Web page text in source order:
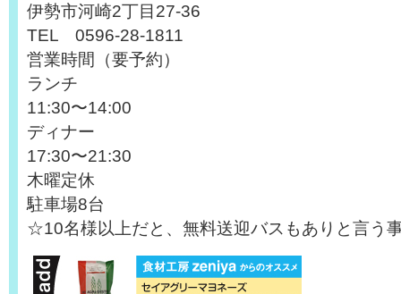
伊勢市河崎2丁目27-36
TEL 0596-28-1811
営業時間（要予約）
ランチ
11:30〜14:00
ディナー
17:30〜21:30
木曜定休
駐車場8台
☆10名様以上だと、無料送迎バスもありと言う